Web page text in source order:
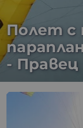
Полет с
- Правец